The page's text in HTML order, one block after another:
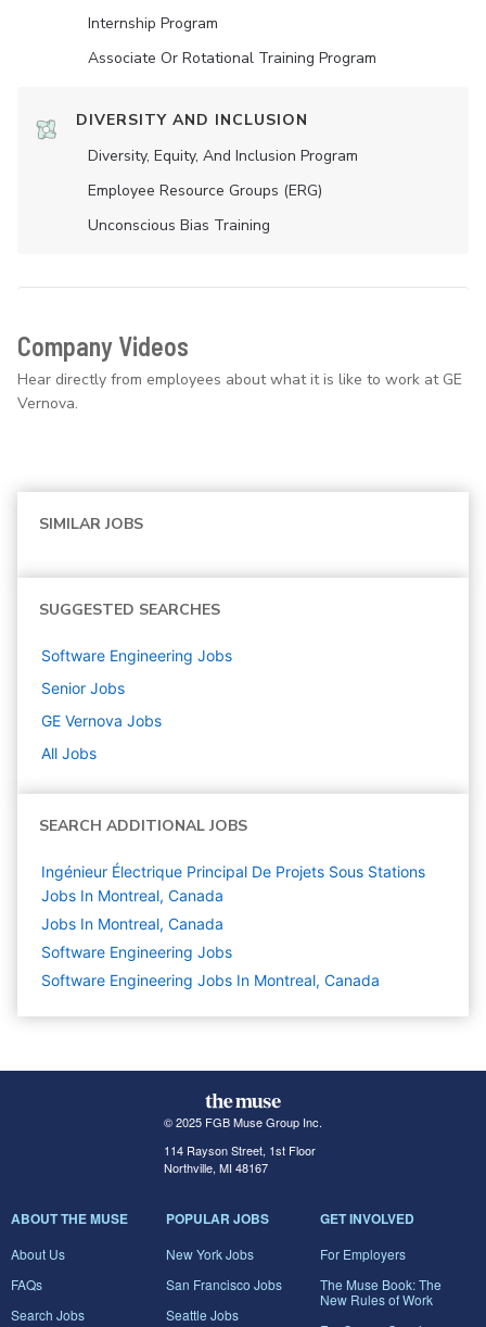
Internship Program
Associate Or Rotational Training Program
DIVERSITY AND INCLUSION
Diversity, Equity, And Inclusion Program
Employee Resource Groups (ERG)
Unconscious Bias Training
Company Videos
Hear directly from employees about what it is like to work at GE
Vernova.
SIMILAR JOBS
SUGGESTED SEARCHES
Software Engineering Jobs
Senior Jobs
GE Vernova Jobs
All Jobs
SEARCH ADDITIONAL JOBS
Ingénieur Électrique Principal De Projets Sous Stations
Jobs In Montreal, Canada
Jobs In Montreal, Canada
Software Engineering Jobs
Software Engineering Jobs In Montreal, Canada
© 2025 FGB Muse Group Inc.
114 Rayson Street, 1st Floor
Northville, MI 48167
ABOUT THE MUSE
About Us
FAQs
Search Jobs
POPULAR JOBS
New York Jobs
San Francisco Jobs
Seattle Jobs
GET INVOLVED
For Employers
The Muse Book: The
New Rules of Work